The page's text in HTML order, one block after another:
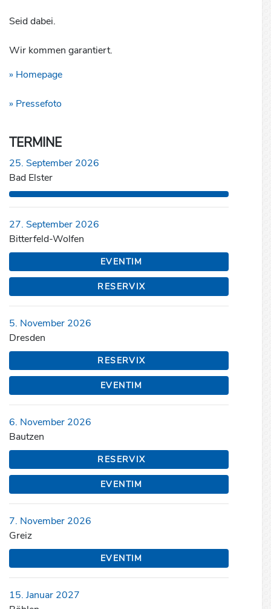
Seid dabei.
Wir kommen garantiert.
» Homepage
» Pressefoto
TERMINE
25. September 2026
Bad Elster
27. September 2026
Bitterfeld-Wolfen
EVENTIM
RESERVIX
5. November 2026
Dresden
RESERVIX
EVENTIM
6. November 2026
Bautzen
RESERVIX
EVENTIM
7. November 2026
Greiz
EVENTIM
15. Januar 2027